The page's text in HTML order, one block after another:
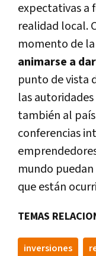
expectativas a
realidad local.
momento de
animarse a
punto de vista
las
también al
conferencias
mundo
que están
TEMAS
inversiones